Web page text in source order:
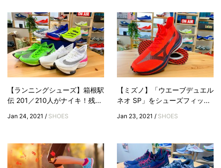
【ランニングシューズ】箱根駅
伝 201／210人がナイキ！残...
Jan 24, 2021 / SHOES
【ミズノ】「ウエーブデュエル
ネオ SP」をシューズフィッ...
Jan 23, 2021 / SHOES